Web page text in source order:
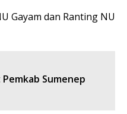
Gayam dan Ranting NU
Sumenep